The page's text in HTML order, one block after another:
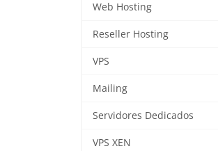
Web Hosting
Reseller Hosting
VPS
Mailing
Servidores Dedicados
VPS XEN